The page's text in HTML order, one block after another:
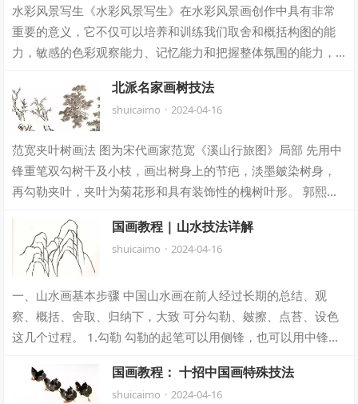
水彩风景写生《水彩风景写生》在水彩风景画创作中具有非常
重要的意义，它不仅可以培养和训练我们取舍和概括构图的能
力，敏感的色彩观察能力、记忆能力和把握整体氛围的能力，
北派名家画树技法
shuicaimo · 2024-04-16
范宽夹叶树画法 图为宋代画家范宽《溪山行旅图》局部 先用中
锋重笔双勾树干及小枝，画出树身上的节疤，淡墨皴染树身，
再勾勒夹叶，夹叶为菊花形和具有装饰性的槐树叶形。 郭熙松
国画教程 | 山水技法详解
shuicaimo · 2024-04-16
一、山水画基本步骤 中国山水画在前人经过长期的总结、观
察、概括、舍取、归纳下，大致 可分勾勒、皴擦、点苔、设色
这几个过程。 1.勾勒 勾勒的起笔可以用侧锋，也可以用中锋，
国画教程： 十招中国画特殊技法
shuicaimo · 2024-04-16